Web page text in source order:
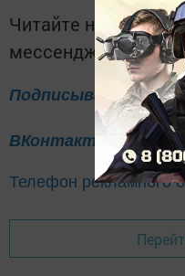
Читайте новости
мессенджере MАХ:
Подписывайтесь на
ВКонтакте
Телефон рекламного